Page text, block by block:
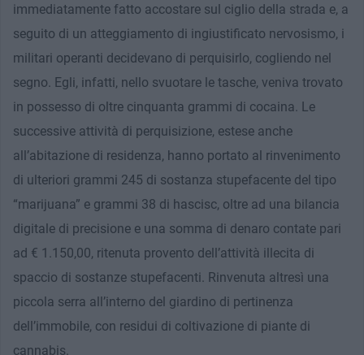
immediatamente fatto accostare sul ciglio della strada e, a
seguito di un atteggiamento di ingiustificato nervosismo, i
militari operanti decidevano di perquisirlo, cogliendo nel
segno. Egli, infatti, nello svuotare le tasche, veniva trovato
in possesso di oltre cinquanta grammi di cocaina. Le
successive attività di perquisizione, estese anche
all’abitazione di residenza, hanno portato al rinvenimento
di ulteriori grammi 245 di sostanza stupefacente del tipo
“marijuana” e grammi 38 di hascisc, oltre ad una bilancia
digitale di precisione e una somma di denaro contate pari
ad € 1.150,00, ritenuta provento dell’attività illecita di
spaccio di sostanze stupefacenti. Rinvenuta altresì una
piccola serra all’interno del giardino di pertinenza
dell’immobile, con residui di coltivazione di piante di
cannabis.